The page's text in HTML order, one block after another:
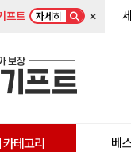
프트 자세히 ×
테고리
베